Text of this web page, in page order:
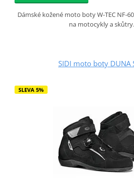
Dámské kožené moto boty W-TEC NF-
na motocykly a
SIDI moto boty DUNA
SLEVA 5%